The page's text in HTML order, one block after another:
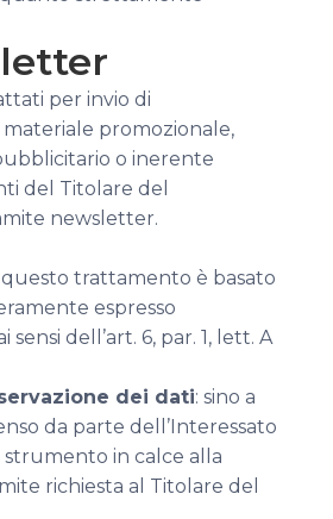
per invio di
promozionale,
o inerente
del Titolare del
newsletter.
questo trattamento è basato
espresso
sensi dell’art. 6, par. 1, lett. A
dei dati: sino a
da parte dell’Interessato
in calce alla
richiesta al Titolare del